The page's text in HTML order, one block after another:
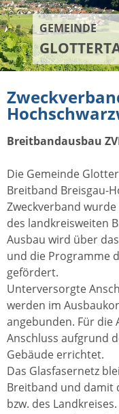
GEMEINDE
Breitbandausbau
Die Gemeinde
Breitband Breisgau-
Zweckverband
des landkreisweiten
Ausbau wird über
und die Programme
gefördert.
Unterversorgte
werden im
angebunden. Für die
Anschluss aufgrund
Gebäude errichtet.
Das Glasfasernetz
Breitband und damit
bzw. des